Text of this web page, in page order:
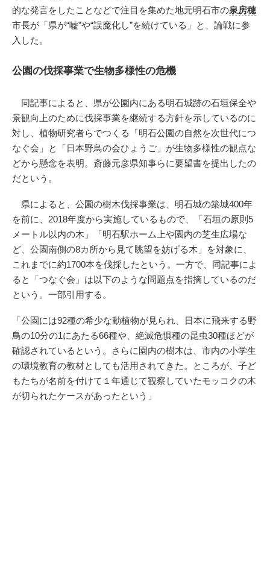
的な発言をしたことなどで注目を集めた地元明石市の泉房穂
市長が「県が“嘘”や“誤魔化し”を続けている」と、論戦に参
入した。
公園の伐採事業で生物多様性の危機
同記事によると、県が公園内にある明石城跡の石垣保全や
景観向上のために伐採事業を継続する方針を示しているのに
対し、植物研究者らでつくる「明石公園の自然を次世代につ
なぐ会」と「日本野鳥の会ひょうご」が生物多様性の観点な
どから懸念を表明。斎藤元彦県知事らに要望書を提出したの
だという。
県によると、公園の樹木伐採事業は、明石城の築城400年
を前に、2018年度から実施しているもので、「石垣の原則5
メートル以内の木」「明石駅ホーム上や園内の芝生広場な
ど、公園南側の8カ所から見て眺望を妨げる木」を対象に、
これまでに約1700本を伐採したという。一方で、同記事によ
ると「つなぐ会」は以下のような問題点を指摘しているのだ
という。一部引用する。
「公園には92種の希少な動植物が見られ、日本に飛来する野
鳥の10分の1にあたる66種や、絶滅危惧種の昆虫30種ほどが
確認されているという。さらに園内の樹木は、市内の小学生
の環境教育の教材としても活用されてきた。ところが、子ど
もたちが名前を付けて１年通じて観察していたモッコクの木
が切られたケースがあったという」